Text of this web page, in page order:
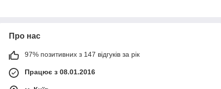
Про нас
97% позитивних з 147 відгуків за рік
Працює з 08.01.2016